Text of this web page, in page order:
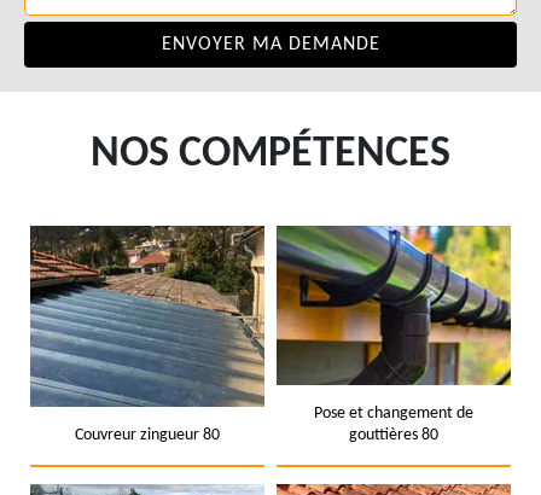
NOS COMPÉTENCES
Couvreur zingueur 80
Pose et changement de
gouttières 80